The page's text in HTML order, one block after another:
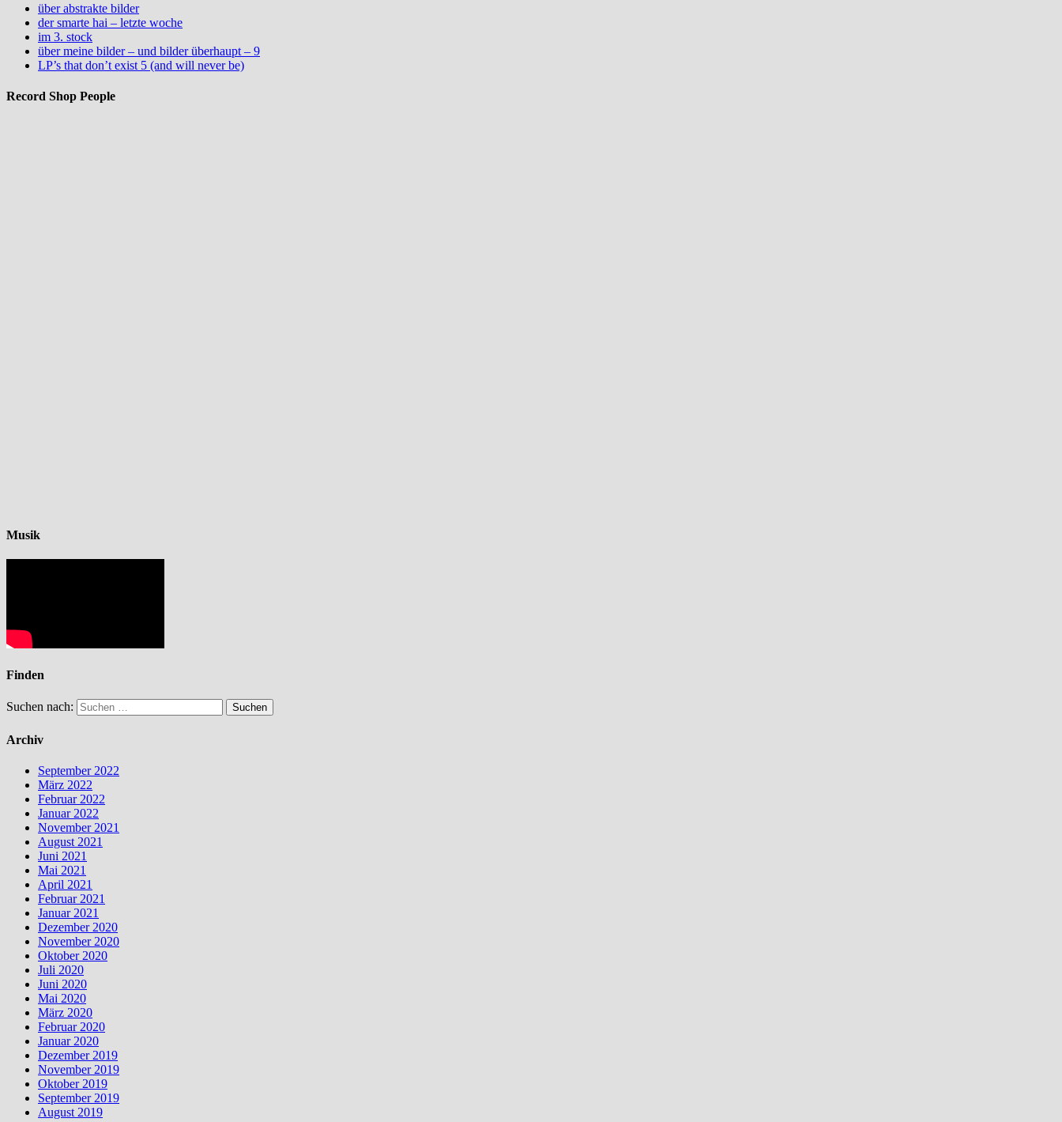
über abstrakte bilder
der smarte hai – letzte woche
im 3. stock
über meine bilder – und bilder überhaupt – 9
LP’s that don’t exist 5 (and will never be)
Record Shop People
Musik
Finden
Suchen nach:
Archiv
September 2022
März 2022
Februar 2022
Januar 2022
November 2021
August 2021
Juni 2021
Mai 2021
April 2021
Februar 2021
Januar 2021
Dezember 2020
November 2020
Oktober 2020
Juli 2020
Juni 2020
Mai 2020
März 2020
Februar 2020
Januar 2020
Dezember 2019
November 2019
Oktober 2019
September 2019
August 2019